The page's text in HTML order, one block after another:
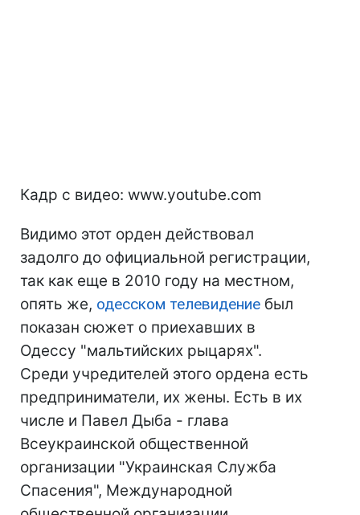
Кадр с видео: www.youtube.com
Видимо этот орден действовал
задолго до официальной регистрации,
так как еще в 2010 году на местном,
опять же, одесском телевидение был
показан сюжет о приехавших в
Одессу "мальтийских рыцарях".
Среди учредителей этого ордена есть
предприниматели, их жены. Есть в их
числе и Павел Дыба - глава
Всеукраинской общественной
организации "Украинская Служба
Спасения", Международной